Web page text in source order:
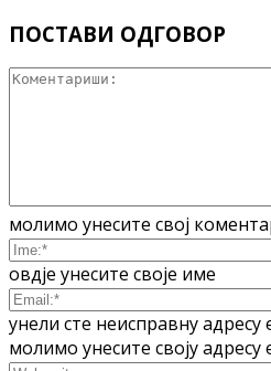
ПОСТАВИ ОДГОВОР
молимо унесите свој
овдје унесите своје име
унели сте неисправну адресу
молимо унесите своју